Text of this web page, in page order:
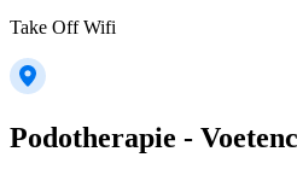
Take Off Wifi
Podotherapie -